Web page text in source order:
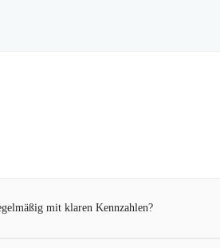
mit klaren Kennzahlen?